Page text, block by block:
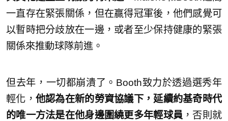
一直存在緊張關係，但在贏得冠軍後，他們感覺可
以暫時把分歧放在一邊，或者至少保持健康的緊張
關係來推動球隊前進。
但去年，一切都崩潰了。Booth致力於透過選秀年
輕化， 他認為在新的勞資協議下，延續約基奇時代
的唯一方法是在他身邊圍繞更多年輕球員 ，否則就